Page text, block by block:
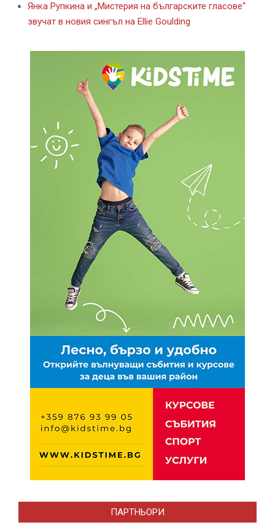
Янка Рупкина и „Мистерия на българските гласове“
звучат в новия сингъл на Ellie Goulding
ПАРТНЬОРИ